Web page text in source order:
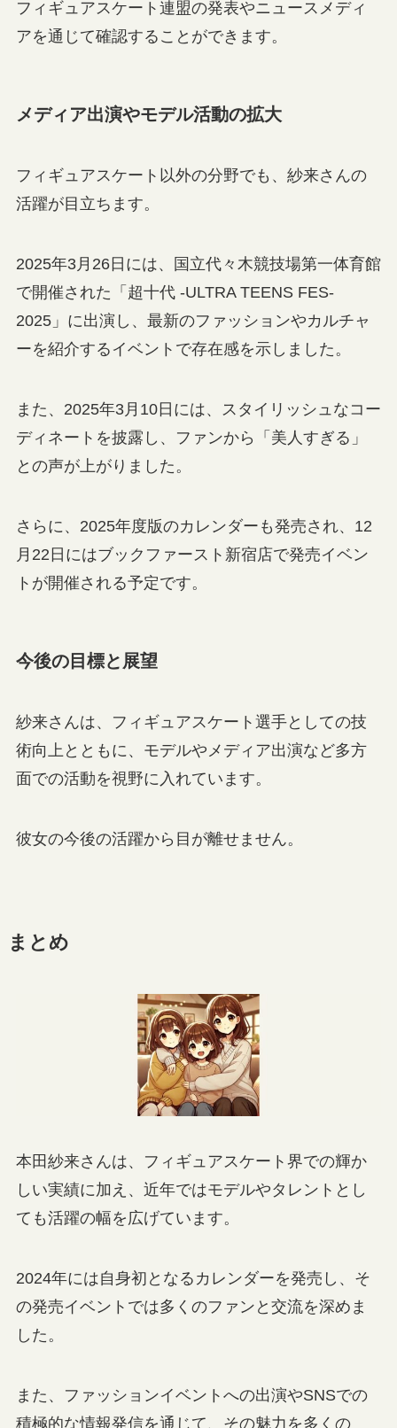
フィギュアスケート連盟の発表やニュースメディ
アを通じて確認することができます。
メディア出演やモデル活動の拡大
フィギュアスケート以外の分野でも、紗来さんの
活躍が目立ちます。
2025年3月26日には、国立代々木競技場第一体育館
で開催された「超十代 -ULTRA TEENS FES-
2025」に出演し、最新のファッションやカルチャ
ーを紹介するイベントで存在感を示しました。
また、2025年3月10日には、スタイリッシュなコー
ディネートを披露し、ファンから「美人すぎる」
との声が上がりました。
さらに、2025年度版のカレンダーも発売され、12
月22日にはブックファースト新宿店で発売イベン
トが開催される予定です。
今後の目標と展望
紗来さんは、フィギュアスケート選手としての技
術向上とともに、モデルやメディア出演など多方
面での活動を視野に入れています。
彼女の今後の活躍から目が離せません。
まとめ
本田紗来さんは、フィギュアスケート界での輝か
しい実績に加え、近年ではモデルやタレントとし
ても活躍の幅を広げています。
2024年には自身初となるカレンダーを発売し、そ
の発売イベントでは多くのファンと交流を深めま
した。
また、ファッションイベントへの出演やSNSでの
積極的な情報発信を通じて、その魅力を多くの